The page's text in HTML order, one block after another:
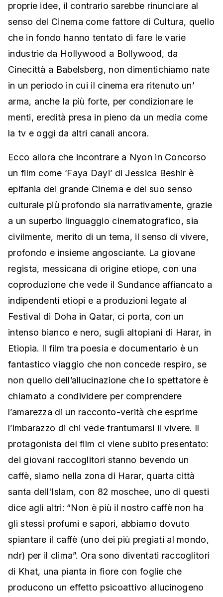
proprie idee, il contrario sarebbe rinunciare al
senso del Cinema come fattore di Cultura, quello
che in fondo hanno tentato di fare le varie
industrie da Hollywood a Bollywood, da
Cinecittà a Babelsberg, non dimentichiamo nate
in un periodo in cui il cinema era ritenuto un’
arma, anche la più forte, per condizionare le
menti, eredità presa in pieno da un media come
la tv e oggi da altri canali ancora.
Ecco allora che incontrare a Nyon in Concorso
un film come ‘Faya Dayi’ di Jessica Beshir è
epifania del grande Cinema e del suo senso
culturale più profondo sia narrativamente, grazie
a un superbo linguaggio cinematografico, sia
civilmente, merito di un tema, il senso di vivere,
profondo e insieme angosciante. La giovane
regista, messicana di origine etiope, con una
coproduzione che vede il Sundance affiancato a
indipendenti etiopi e a produzioni legate al
Festival di Doha in Qatar, ci porta, con un
intenso bianco e nero, sugli altopiani di Harar, in
Etiopia. Il film tra poesia e documentario è un
fantastico viaggio che non concede respiro, se
non quello dell’allucinazione che lo spettatore è
chiamato a condividere per comprendere
l’amarezza di un racconto-verità che esprime
l’imbarazzo di chi vede frantumarsi il vivere. Il
protagonista del film ci viene subito presentato:
dei giovani raccoglitori stanno bevendo un
caffè, siamo nella zona di Harar, quarta città
santa dell'Islam, con 82 moschee, uno di questi
dice agli altri: “Non è più il nostro caffè non ha
gli stessi profumi e sapori, abbiamo dovuto
spiantare il caffè (uno dei più pregiati al mondo,
ndr) per il clima”. Ora sono diventati raccoglitori
di Khat, una pianta in fiore con foglie che
producono un effetto psicoattivo allucinogeno